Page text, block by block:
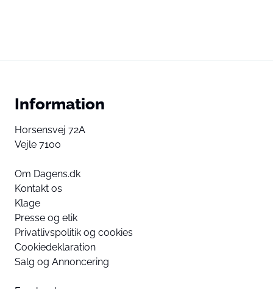
Information
Horsensvej 72A
Vejle 7100
Om Dagens.dk
Kontakt os
Klage
Presse og etik
Privatlivspolitik og cookies
Cookiedeklaration
Salg og Annoncering